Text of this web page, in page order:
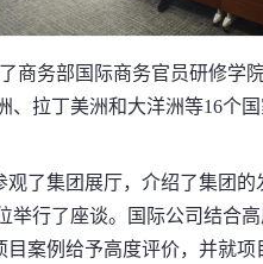
务部国际商务官员研修学院
、拉丁美洲和大洋洲等16个
集团展厅，介绍了集团的
举行了座谈。国际公司结合
目案例给予高度评价，并就